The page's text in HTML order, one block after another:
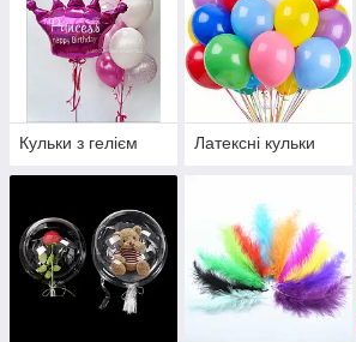
Кульки з гелієм Латексні кульки